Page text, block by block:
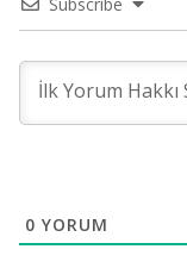
Subscribe
0 YORUM